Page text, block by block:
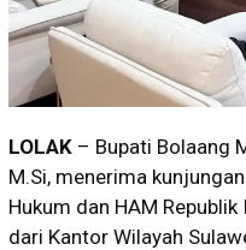
LOLAK – Bupati Bolaang
M.Si, menerima
Hukum dan HAM
dari Kantor Wilayah